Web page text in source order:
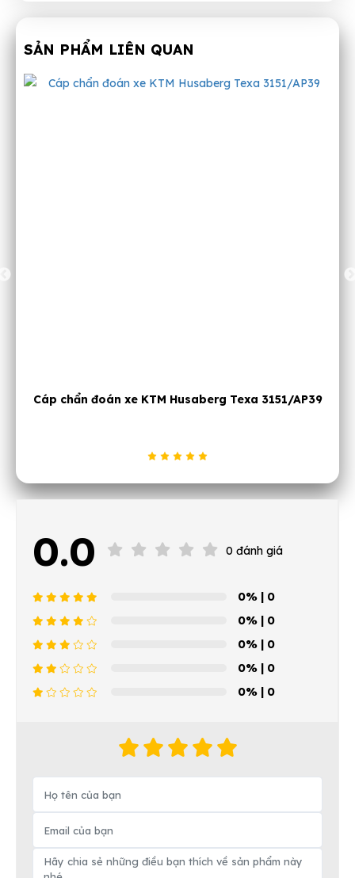
SẢN PHẨM LIÊN QUAN
Dụng cụ kiểm tra dòng điện ô tô JTC 1248
0.0 0 đánh giá
0% | 0
0% | 0
0% | 0
0% | 0
0% | 0